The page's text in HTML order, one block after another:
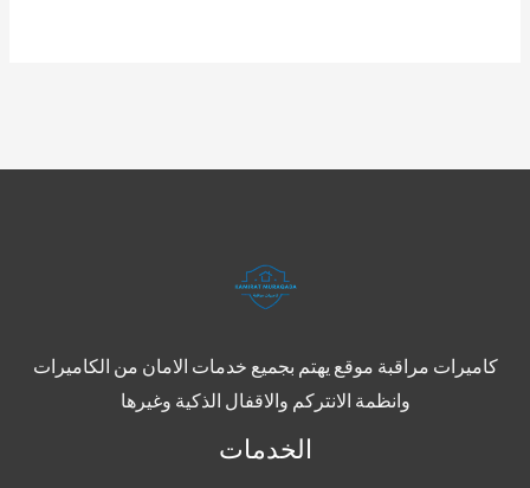
كاميرات مراقبة موقع يهتم بجميع خدمات الامان من الكاميرات
وانظمة الانتركم والاقفال الذكية وغيرها
الخدمات